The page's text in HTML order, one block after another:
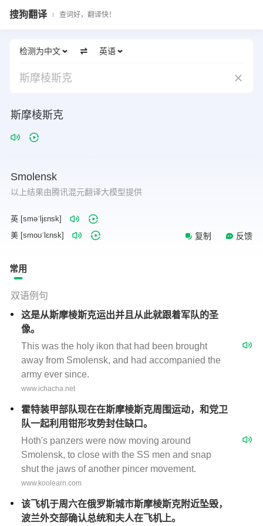
搜狗翻译 查词好，翻译快！
检测为中文 英语
斯摩棱斯克
斯摩棱斯克
Smolensk
以上结果由腾讯混元翻译大模型提供
英 [sməˈljɛnsk]
美 [smoʊˈlɛnsk]
复制 反馈
常用
双语例句
这是从斯摩棱斯克运出并且从此就跟着军队的圣
像。
This was the holy ikon that had been brought
away from Smolensk, and had accompanied the
army ever since.
www.ichacha.net
霍特装甲部队现在在斯摩棱斯克周围运动，和党卫
队一起利用钳形攻势封住缺口。
Hoth's panzers were now moving around
Smolensk, to close with the SS men and snap
shut the jaws of another pincer movement.
www.koolearn.com
该飞机于周六在俄罗斯城市斯摩棱斯克附近坠毁，
波兰外交部确认总统和夫人在飞机上。